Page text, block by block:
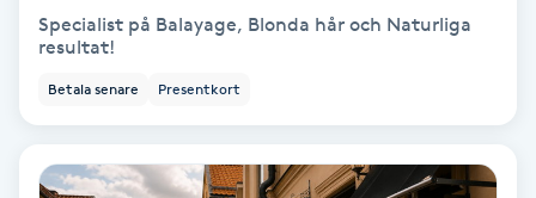
Gellack
Gravidmassage
Specialist på Balayage, Blonda hår och Naturliga
resultat!
Betala senare Presentkort